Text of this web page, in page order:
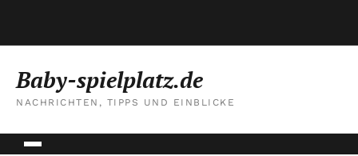
Baby-spielplatz.de
NACHRICHTEN, TIPPS UND EINBLICKE